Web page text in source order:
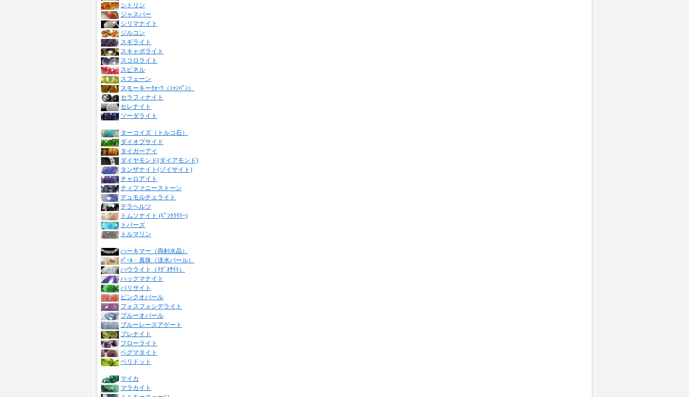
シトリン
ジャスパー
シリマナイト
ジルコン
スギライト
スキャポライト
スコロライト
スピネル
スフェーン
スモーキーｸｫｰﾂ（ｼｬﾝﾊﾟﾝ）
セラフィナイト
セレナイト
ソーダライト
ターコイズ（トルコ石）
ダイオプサイド
タイガーアイ
ダイヤモンド(ダイアモンド)
タンザナイト(ゾイサイト)
チャロアイト
ティファニーストーン
デュモルチェライト
テラヘルツ
トムソナイト (ﾋﾟﾝｸﾗﾘﾏｰ)
トパーズ
トルマリン
ハーキマー（両剣水晶）
ﾊﾟｰﾙ・真珠（淡水パール）
ハウライト（ﾏｸﾞﾈｻｲﾄ）
ハックマナイト
バリサイト
ピンクオパール
フォスフォシデライト
ブルーオパール
ブルーレースアゲート
プレナイト
フローライト
ペグマタイト
ペリドット
マイカ
マラカイト